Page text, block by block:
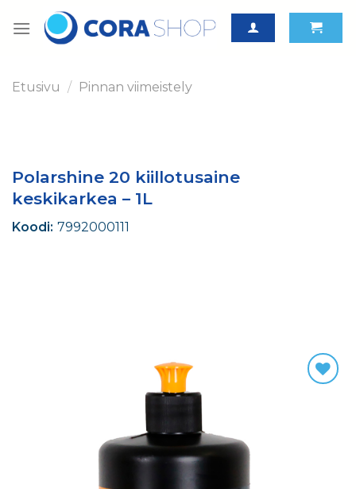
Etusivu / Pinnan viimeistely
Polarshine 20 kiillotusaine
keskikarkea – 1L
Koodi: 7992000111